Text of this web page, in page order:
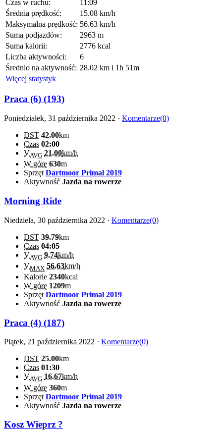
Czas w ruchu:
11:09
Średnia prędkość:
15.08 km/h
Maksymalna prędkość: 56.63 km/h
Suma podjazdów:
2963 m
Suma kalorii:
2776 kcal
Liczba aktywności:
6
Średnio na aktywność: 28.02 km i 1h 51m
Więcej statystyk
Praca (6) (193)
Poniedziałek, 31 października 2022 · Komentarze(0)
DST 42.00km
Czas 02:00
VAVG 21.00km/h
W górę 630m
Sprzęt Dartmoor Primal 2019
Aktywność Jazda na rowerze
Morning Ride
Niedziela, 30 października 2022 · Komentarze(0)
DST 39.79km
Czas 04:05
VAVG 9.74km/h
VMAX 56.63km/h
Kalorie 2340kcal
W górę 1209m
Sprzęt Dartmoor Primal 2019
Aktywność Jazda na rowerze
Praca (4) (187)
Piątek, 21 października 2022 · Komentarze(0)
DST 25.00km
Czas 01:30
VAVG 16.67km/h
W górę 360m
Sprzęt Dartmoor Primal 2019
Aktywność Jazda na rowerze
Kosz Wieprz ?